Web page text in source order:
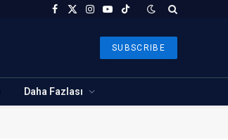
Facebook
X
Instagram
YouTubeTikTok
SUBSCRIBE
Daha Fazlası